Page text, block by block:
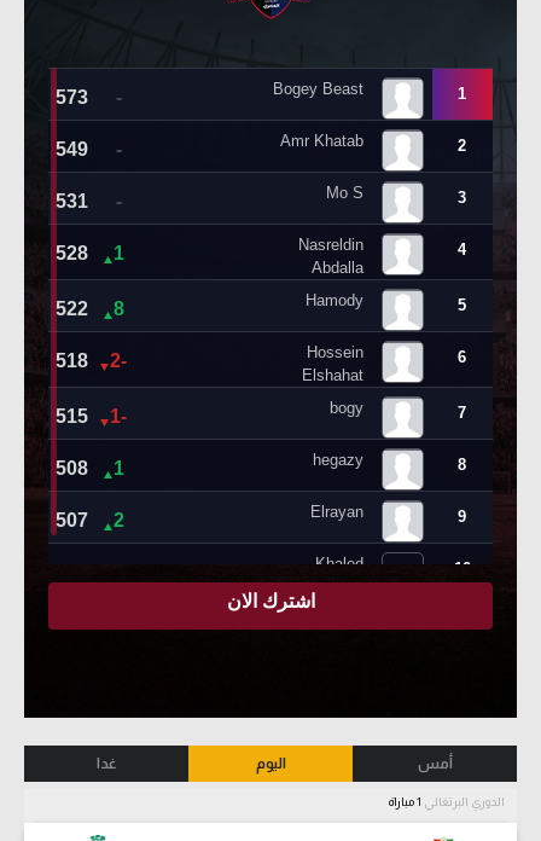
أمس اليوم غدا
الدوري البرتغالي